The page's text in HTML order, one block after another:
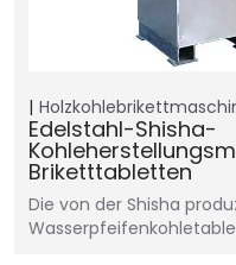
Edelstahl-Shisha-
Briketttabletten
Die von der Shisha